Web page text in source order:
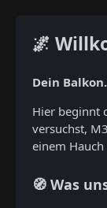
🌌
Dein
Hier beginnt
versuchst,
einem
🧭 Was